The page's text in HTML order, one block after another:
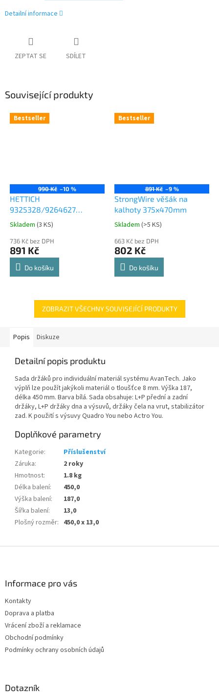
Detailní informace
ZEPTAT SE SDÍLET
Související produkty
Bestseller
990 Kč –10 %
HETTICH
9325328/9264627
Comfort Spin 360° otočná
police 8kg
Průměrné
produktu
je
4,8
Skladem (3 KS)
736 Kč bez DPH
891 Kč
Do košíku
Bestseller
891 Kč –9 %
StrongWire věšák na
kalhoty 375x470mm
Průměrné
produktu
je
4,8
Skladem (>5 KS)
663 Kč bez DPH
802 Kč
Do košíku
ZOBRAZIT VŠECHNY SOUVISEJÍCÍ PRODUKTY
Popis Diskuze
Detailní popis produktu
Sada držáků pro individuální materiál systému AvanTech. Jako
výplň lze použít jakýkoli materiál o tloušťce 8 mm. Výška 187,
délka 450 mm. Barva bílá. Sada obsahuje: L+P přední a zadní
držáky, L+P držáky dna a výsuvů, držáky čela na vrut, stabilizátor
zad. K použití s výsuvy Quadro You nebo Actro You.
Doplňkové parametry
Kategorie:
Příslušenství
Záruka:
2 roky
Hmotnost:
1.8 kg
Délka balení:
450,0
Výška balení:
187,0
Šířka balení:
13,0
Plošný rozměr: 450,0 x 13,0
Informace pro vás
Kontakty
Doprava a platba
Vrácení zboží a reklamace
Obchodní podmínky
Podmínky ochrany osobních údajů
Dotazník